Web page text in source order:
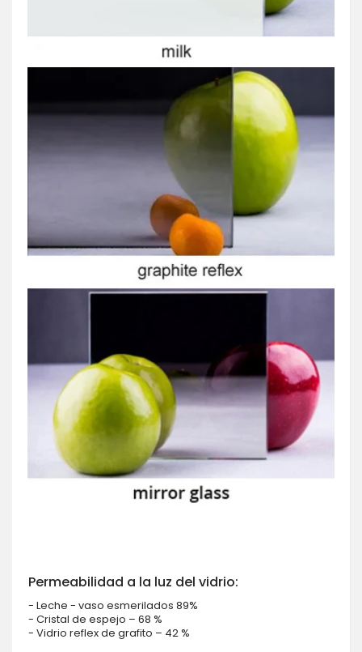
Permeabilidad a la luz del vidrio:
- Leche - vaso esmerilados 89%
- Cristal de espejo – 68 %
- Vidrio reflex de grafito – 42 %